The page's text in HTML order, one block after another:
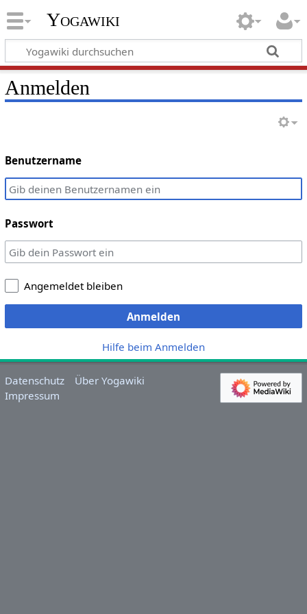
Yogawiki
Anmelden
Benutzername
Passwort
Angemeldet bleiben
Anmelden
Hilfe beim Anmelden
Datenschutz
Über Yogawiki
Impressum